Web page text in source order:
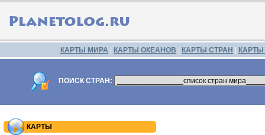
КАРТЫ МИРА КАРТЫ ОКЕАНОВ КАРТЫ СТРАН
ПОИСК СТРАН:
КАРТЫ